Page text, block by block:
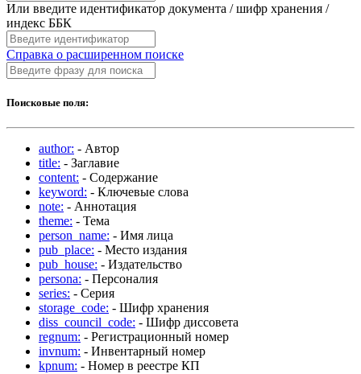
Или введите идентификатор документа / шифр хранения /
индекс ББК
Справка о расширенном поиске
Поисковые поля:
author: - Автор
title: - Заглавие
content: - Содержание
keyword: - Ключевые слова
note: - Аннотация
theme: - Тема
person_name: - Имя лица
pub_place: - Место издания
pub_house: - Издательство
persona: - Персоналия
series: - Серия
storage_code: - Шифр хранения
diss_council_code: - Шифр диссовета
regnum: - Регистрационный номер
invnum: - Инвентарный номер
kpnum: - Номер в реестре КП